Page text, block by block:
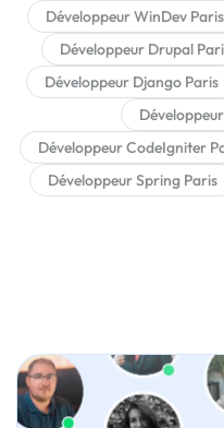
Développeur WinDev Paris
Développeur Drupal
Développeur Django Paris
Développeur CodeIgniter
Développeur Spring Paris